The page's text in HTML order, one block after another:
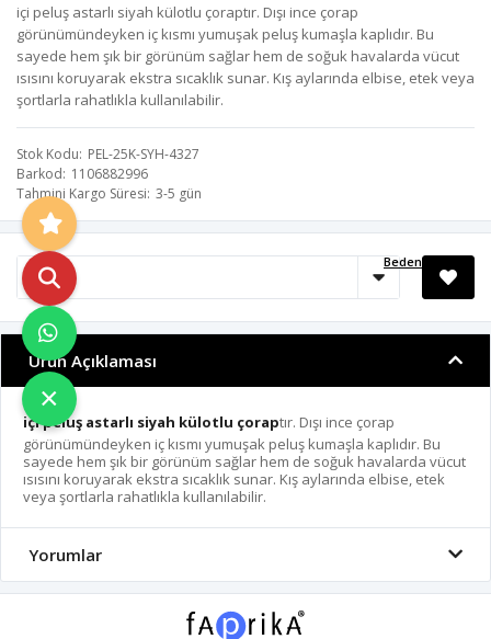
içi peluş astarlı siyah külotlu çoraptır. Dışı ince çorap
görünümündeyken iç kısmı yumuşak peluş kumaşla kaplıdır. Bu
sayede hem şık bir görünüm sağlar hem de soğuk havalarda vücut
ısısını koruyarak ekstra sıcaklık sunar. Kış aylarında elbise, etek veya
şortlarla rahatlıkla kullanılabilir.
Stok Kodu PEL-25K-SYH-4327
Barkod 1106882996
Tahmini Kargo Süresi 3-5 gün
Beden Tablosu
Ürün Açıklaması
içi peluş astarlı siyah külotlu çoraptır. Dışı ince çorap
görünümündeyken iç kısmı yumuşak peluş kumaşla kaplıdır. Bu
sayede hem şık bir görünüm sağlar hem de soğuk havalarda vücut
ısısını koruyarak ekstra sıcaklık sunar. Kış aylarında elbise, etek
veya şortlarla rahatlıkla kullanılabilir.
Yorumlar
×